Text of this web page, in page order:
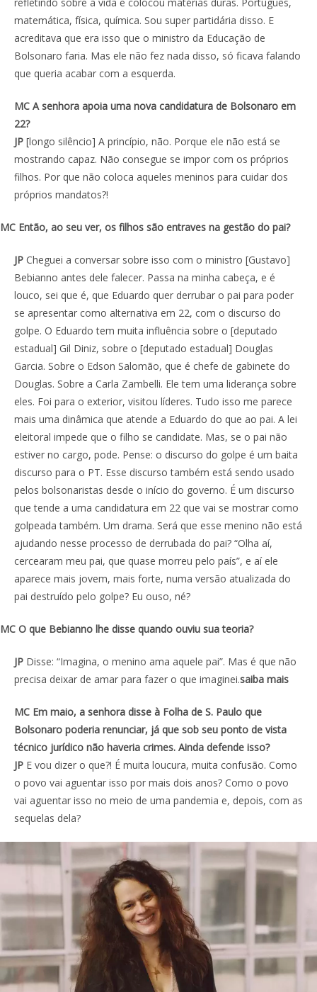
refletindo sobre a vida e colocou matérias duras. Português,
matemática, física, química. Sou super partidária disso. E
acreditava que era isso que o ministro da Educação de
Bolsonaro faria. Mas ele não fez nada disso, só ficava falando
que queria acabar com a esquerda.
MC A senhora apoia uma nova candidatura de Bolsonaro em
22?
JP [longo silêncio] A princípio, não. Porque ele não está se
mostrando capaz. Não consegue se impor com os próprios
filhos. Por que não coloca aqueles meninos para cuidar dos
próprios mandatos?!
MC Então, ao seu ver, os filhos são entraves na gestão do pai?
JP Cheguei a conversar sobre isso com o ministro [Gustavo]
Bebianno antes dele falecer. Passa na minha cabeça, e é
louco, sei que é, que Eduardo quer derrubar o pai para poder
se apresentar como alternativa em 22, com o discurso do
golpe. O Eduardo tem muita influência sobre o [deputado
estadual] Gil Diniz, sobre o [deputado estadual] Douglas
Garcia. Sobre o Edson Salomão, que é chefe de gabinete do
Douglas. Sobre a Carla Zambelli. Ele tem uma liderança sobre
eles. Foi para o exterior, visitou líderes. Tudo isso me parece
mais uma dinâmica que atende a Eduardo do que ao pai. A lei
eleitoral impede que o filho se candidate. Mas, se o pai não
estiver no cargo, pode. Pense: o discurso do golpe é um baita
discurso para o PT. Esse discurso também está sendo usado
pelos bolsonaristas desde o início do governo. É um discurso
que tende a uma candidatura em 22 que vai se mostrar como
golpeada também. Um drama. Será que esse menino não está
ajudando nesse processo de derrubada do pai? “Olha aí,
cercearam meu pai, que quase morreu pelo país”, e aí ele
aparece mais jovem, mais forte, numa versão atualizada do
pai destruído pelo golpe? Eu ouso, né?
MC O que Bebianno lhe disse quando ouviu sua teoria?
JP Disse: “Imagina, o menino ama aquele pai”. Mas é que não
precisa deixar de amar para fazer o que imaginei.saiba mais
MC Em maio, a senhora disse à Folha de S. Paulo que
Bolsonaro poderia renunciar, já que sob seu ponto de vista
técnico jurídico não haveria crimes. Ainda defende isso?
JP E vou dizer o que?! É muita loucura, muita confusão. Como
o povo vai aguentar isso por mais dois anos? Como o povo
vai aguentar isso no meio de uma pandemia e, depois, com as
sequelas dela?